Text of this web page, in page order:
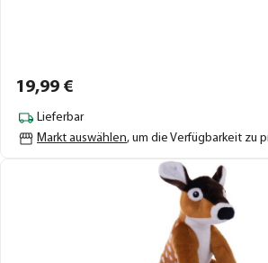
19,99 €
Lieferbar
Markt auswählen, um die Verfügbarkeit zu